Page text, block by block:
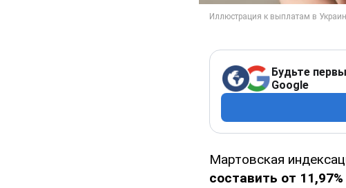
Будьте
Google
Мартовская
составить от